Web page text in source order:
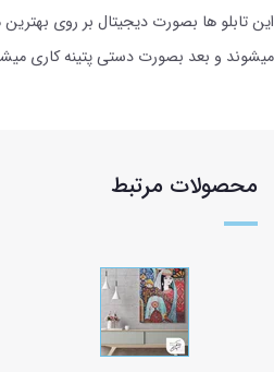
این تابلو ها بصورت دیجیتال بر روی بهترین
میشوند و بعد بصورت دستی پتینه کاری
محصولات مرتبط